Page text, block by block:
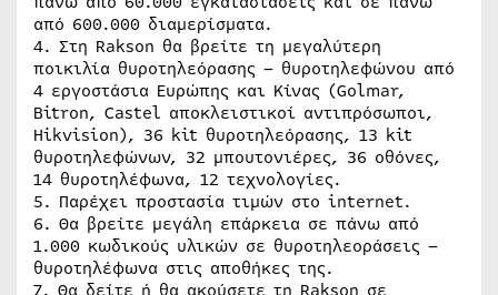
από 600.000 διαμερίσματα.
4. Στη Rakson θα βρείτε τη μεγαλύτερη
ποικιλία θυροτηλεόρασης – θυροτηλεφώνου από
4 εργοστάσια Ευρώπης και Κίνας (Golmar,
Bitron, Castel αποκλειστικοί αντιπρόσωποι,
Hikvision), 36 kit θυροτηλεόρασης, 13 kit
θυροτηλεφώνων, 32 μπουτονιέρες, 36 οθόνες,
14 θυροτηλέφωνα, 12 τεχνολογίες.
5. Παρέχει προστασία τιμών στο internet.
6. Θα βρείτε μεγάλη επάρκεια σε πάνω από
1.000 κωδικούς υλικών σε θυροτηλεοράσεις –
θυροτηλέφωνα στις αποθήκες της.